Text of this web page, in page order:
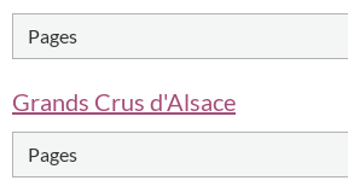
Grands Crus d'Alsace